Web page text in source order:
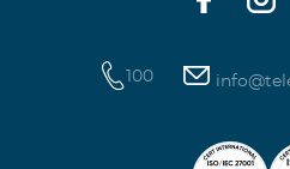
100